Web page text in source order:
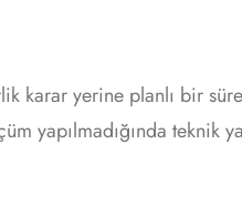
karar yerine planlı bir
yapılmadığında teknik